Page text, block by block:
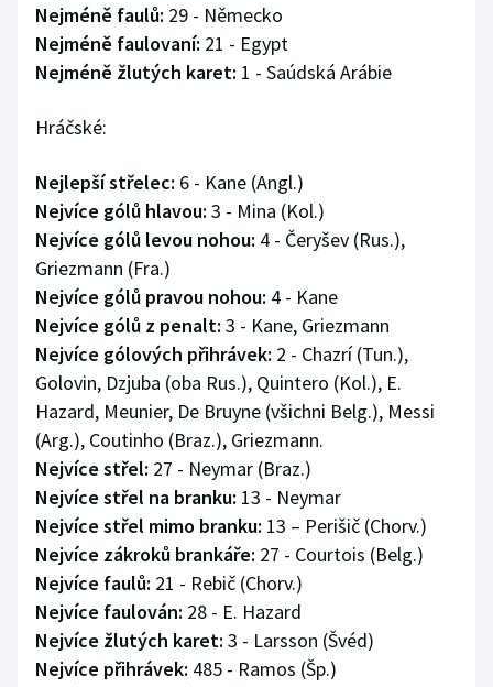
Nejméně faulů: 29 - Německo
Nejméně faulovaní: 21 - Egypt
Nejméně žlutých karet: 1 - Saúdská Arábie
Hráčské:
Nejlepší střelec: 6 - Kane (Angl.)
Nejvíce gólů hlavou: 3 - Mina (Kol.)
Nejvíce gólů levou nohou: 4 - Čeryšev (Rus.),
Griezmann (Fra.)
Nejvíce gólů pravou nohou: 4 - Kane
Nejvíce gólů z penalt: 3 - Kane, Griezmann
Nejvíce gólových přihrávek: 2 - Chazrí (Tun.),
Golovin, Dzjuba (oba Rus.), Quintero (Kol.), E.
Hazard, Meunier, De Bruyne (všichni Belg.), Messi
(Arg.), Coutinho (Braz.), Griezmann.
Nejvíce střel: 27 - Neymar (Braz.)
Nejvíce střel na branku: 13 - Neymar
Nejvíce střel mimo branku: 13 – Perišič (Chorv.)
Nejvíce zákroků brankáře: 27 - Courtois (Belg.)
Nejvíce faulů: 21 - Rebič (Chorv.)
Nejvíce faulován: 28 - E. Hazard
Nejvíce žlutých karet: 3 - Larsson (Švéd)
Nejvíce přihrávek: 485 - Ramos (Šp.)